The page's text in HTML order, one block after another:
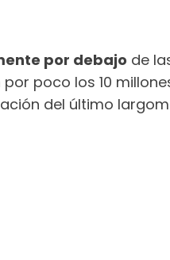
por debajo de
poco los 10
del último